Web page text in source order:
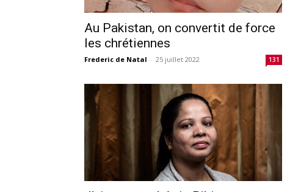
Au Pakistan, on convertit de force
les chrétiennes
Frederic de Natal - 25 juillet 2022 131